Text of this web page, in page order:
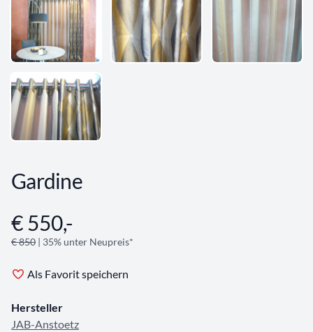
Gardine
Angebotsinformationen
€ 550,-
€ 850 | 35% unter Neupreis*
Als Favorit speichern
Hersteller
JAB-Anstoetz